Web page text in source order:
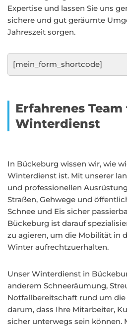
Expertise und lassen Sie uns
sichere und gut geräumte
Jahreszeit sorgen.
[mein_form_shortcode]
Erfahrenes
Winterdienst
In Bückeburg wissen wir, wie
Winterdienst ist. Mit unserer
und professionellen
Straßen, Gehwege und
Schnee und Eis sicher
Bückeburg ist darauf
zu agieren, um die Mobilität in
Winter aufrechtzuerhalten.
Unser Winterdienst in
anderem Schneeräumung,
Notfallbereitschaft rund um
darum, dass Ihre Mitarbeiter,
sicher unterwegs sein können.